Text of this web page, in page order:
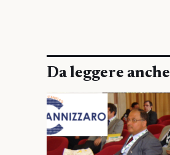
Da leggere anche